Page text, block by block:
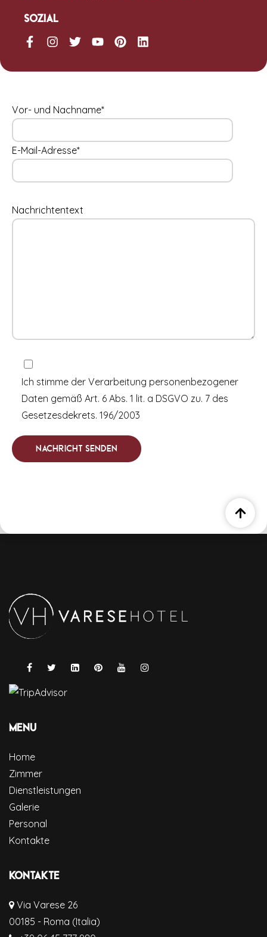
Sozial
Vor- und Nachname*
E-Mail-Adresse*
Nachrichtentext
Ich stimme der Verarbeitung personenbezogener
Daten gemäß Art. 6 Abs. 1 lit. a DSGVO zu. 7 des
Gesetzesdekrets. 196/2003
Nachricht senden
Menu
Home
Zimmer
Dienstleistungen
Galerie
Personal
Kontakte
Kontakte
Via Varese 26
00185 - Roma (Italia)